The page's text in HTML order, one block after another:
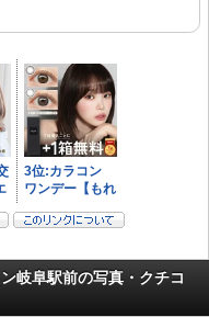
阜駅前の写真・クチコ